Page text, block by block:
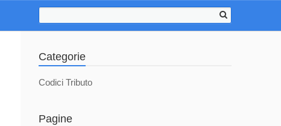
Categorie
Codici Tributo
Pagine